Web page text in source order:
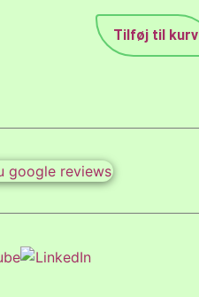
Tilføj til kurv